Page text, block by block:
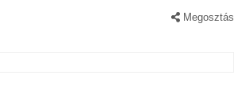
Megosztás